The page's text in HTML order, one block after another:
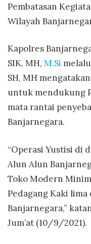
Pembatasan
Wilayah
Kapolres
SIK, MH, M.Si
SH, MH
untuk mendukung
mata rantai
Banjarnegara.
“Operasi Yustisi di
Alun Alun
Toko Modern
Pedagang Kaki
Banjarnegara,”
Jum’at (10/9/2021).